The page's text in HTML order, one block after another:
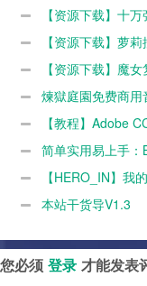
【资源下载】十
REDLINE Original
期】
【资源下载】萝
载【网络冷门资源留
【资源下载】魔
第1期】煉獄庭園免费商用
【教程】Adobe
简单实用易上手：
【HERO_IN】我
本站干货导V1.3
您必须 登录 才能发表